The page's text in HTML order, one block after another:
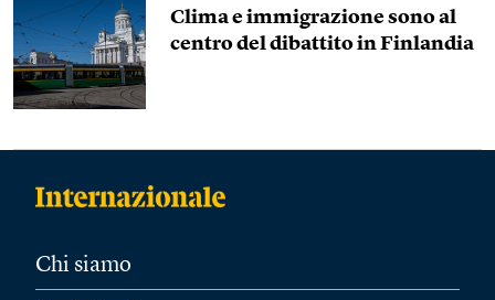
Clima e immigrazione sono al
centro del dibattito in Finlandia
Chi siamo